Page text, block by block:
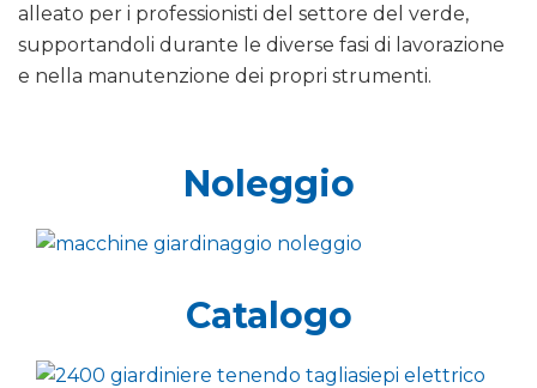
alleato per i professionisti del settore del verde,
supportandoli durante le diverse fasi di lavorazione
e nella manutenzione dei propri strumenti.
Noleggio
Catalogo